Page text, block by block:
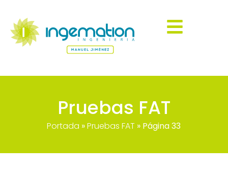
Pruebas FAT
Portada »Pruebas FAT » Página 33